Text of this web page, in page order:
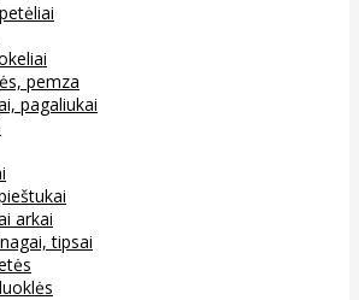
pemza
pagaliukai
arkai
tipsai